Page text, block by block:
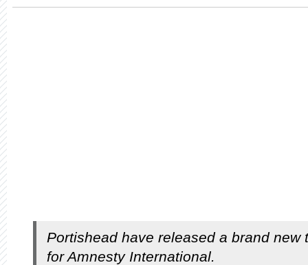
Portishead have released a brand new
for Amnesty International.